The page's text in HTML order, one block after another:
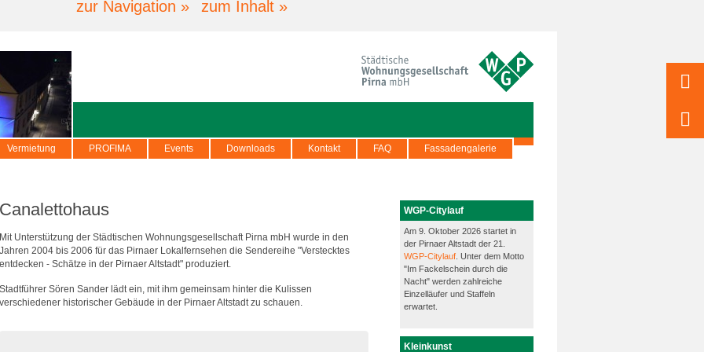
zur Navigation » zum Inhalt »
Vermietung PROFIMA Events Downloads Kontakt FAQ Fassadengalerie
Canalettohaus
Mit Unterstützung der Städtischen Wohnungsgesellschaft Pirna mbH wurde in den
Jahren 2004 bis 2006 für das Pirnaer Lokalfernsehen die Sendereihe "Verstecktes
entdecken - Schätze in der Pirnaer Altstadt" produziert.
Stadtführer Sören Sander lädt ein, mit ihm gemeinsam hinter die Kulissen
verschiedener historischer Gebäude in der Pirnaer Altstadt zu schauen.
WGP-Citylauf
Am 9. Oktober 2026 startet in
der Pirnaer Altstadt der 21.
WGP-Citylauf . Unter dem Motto
"Im Fackelschein durch die
Nacht" werden zahlreiche
Einzelläufer und Staffeln
erwartet.
Kleinkunst